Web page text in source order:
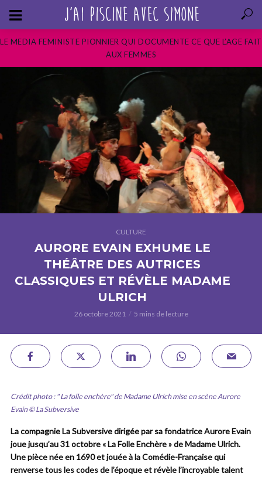
LE MEDIA FEMINISTE PIONNIER QUI DOCUMENTE CE QUE L’AGE FAIT
AUX FEMMES
CULTURE
AURORE EVAIN EXHUME LE
THÉÂTRE DES AUTRICES
CLASSIQUES ET RÉVÈLE MADAME
ULRICH
26 octobre 2021 5 mins de lecture
Crédit photo : " La folle enchère" de Madame Ulrich mise en scène Aurore
Evain © La Subversive
La compagnie La Subversive dirigée par sa fondatrice Aurore Evain
joue jusqu’au 31 octobre « La Folle Enchère » de Madame Ulrich.
Une pièce née en 1690 et jouée à la Comédie-Française qui
renverse tous les codes de l’époque et révèle l’incroyable talent